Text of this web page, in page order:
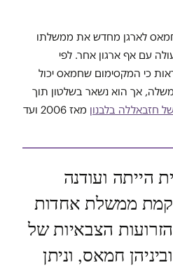
לארגן מחדש את ממשלתו
עם אף ארגון אחר. לפי
כי המקסימום שחמאס יכול
אך הוא נשאר בשלטון תוך
חזבאללה בלבנון
מאז 2006 ועד
הייתה ועודנה
ממשלת אחדות
הצבאיות של
חמאס, וניתן